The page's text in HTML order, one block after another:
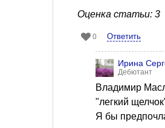
Оценка статьи: 3
0 Ответить
Ирина
Дебютант
Владимир
"легкий
Я бы